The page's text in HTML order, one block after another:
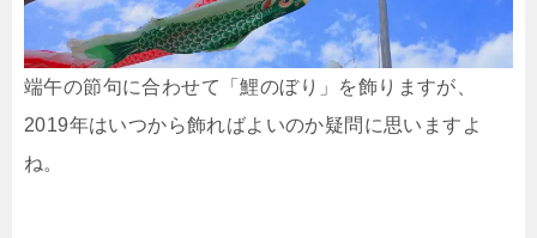
端午の節句に合わせて「鯉のぼり」を飾りますが、
2019年はいつから飾ればよいのか疑問に思いますよ
ね。